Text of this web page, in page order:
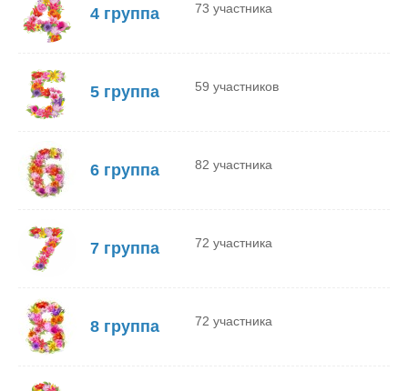
4 группа 73 участника
5 группа 59 участников
6 группа 82 участника
7 группа 72 участника
8 группа 72 участника